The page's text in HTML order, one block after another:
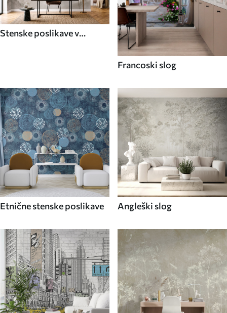
Stenske poslikave v
Francoski slog
Etnične stenske poslikave Angleški slog